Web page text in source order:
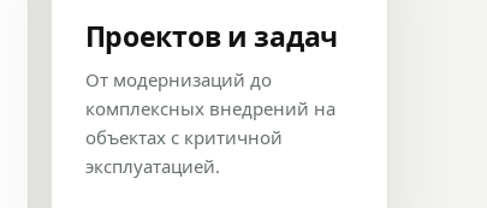
Проектов и задач
От модернизаций до
комплексных внедрений на
объектах с критичной
эксплуатацией.